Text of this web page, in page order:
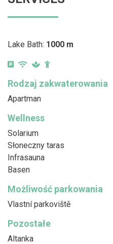
Lake Bath: 1000 m
Rodzaj zakwaterowania
Apartman
Wellness
Solarium
Słoneczny taras
Infrasauna
Basen
Możliwość parkowania
Vlastní parkoviště
Pozostałe
Altanka